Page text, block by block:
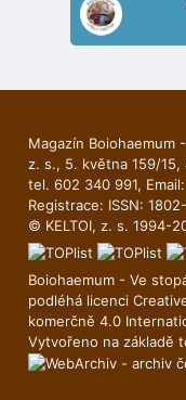
Magazín Boiohaemum
z. s., 5. května 159/
tel. 602 340 991, Email:
Registrace: ISSN:
© KELTOI, z. s. 1994-
Boiohaemum - Ve
podléhá licenci
komerčně 4.0
Vytvořeno na základě